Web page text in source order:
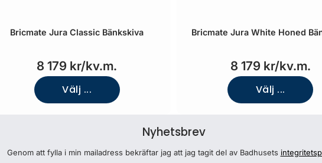
Bricmate Jura Classic Bänkskiva
8 179 kr/kv.m.
Välj ...
Bricmate Jura White Honed
8 179 kr/kv.m.
Välj ...
Nyhetsbrev
Genom att fylla i min mailadress bekräftar jag att jag tagit del av Badhusets